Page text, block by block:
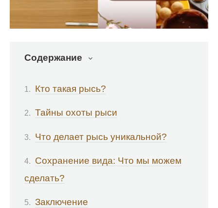
Содержание
Кто такая рысь?
Тайны охоты рыси
Что делает рысь уникальной?
Сохранение вида: Что мы можем
сделать?
Заключение